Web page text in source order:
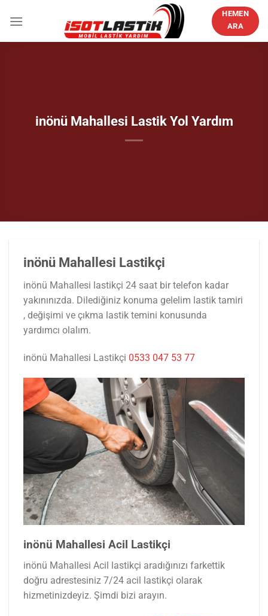
atla
HEMEN
ARA
inönü Mahallesi Lastik Yol Yardım
inönü Mahallesi Lastikçi
inönü Mahallesi lastikçi 24 saat bir telefon kadar
yakınınızda. Dilediğiniz konuma gelelim lastik tamiri
, değişimi ve çıkma lastik temini konusunda
yardımcı olalım.
inönü Mahallesi Lastikçi 0533 047 53 77
inönü Mahallesi Acil Lastikçi
inönü Mahallesi Acil lastikçi aradığınızı farkettik
doğru adrestesiniz 7/24 acil lastikçi olarak
hizmetinizdeyiz. Şimdi bizi arayın.